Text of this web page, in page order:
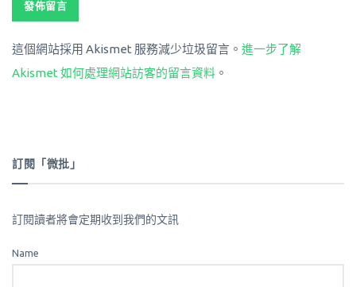
這個網站採用 Akismet 服務減少垃圾留言。 進一步了解
Akismet 如何處理網站訪客的留言資料 。
訂閱「微批」
訂閱讀者將會定期收到我們的文訊
Name